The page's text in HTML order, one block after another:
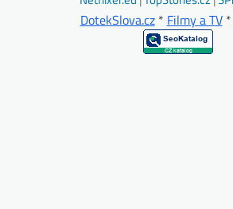
DotekSlova.cz* Filmy a TV*